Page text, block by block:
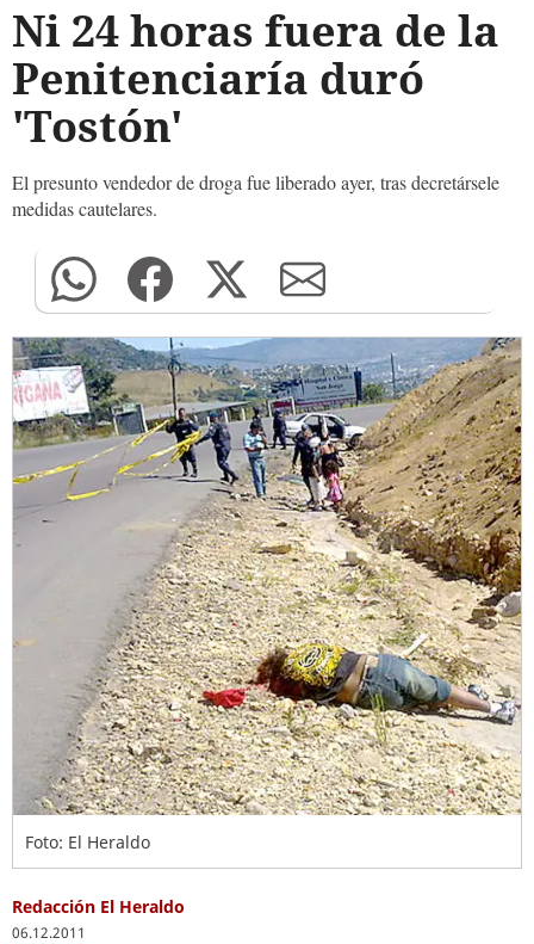
Ni 24 horas fuera de la
Penitenciaría duró
'Tostón'
El presunto vendedor de droga fue liberado ayer, tras decretársele
medidas cautelares.
Foto: El Heraldo
Redacción El Heraldo
06.12.2011